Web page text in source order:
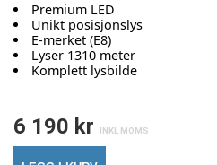
Premium LED
Unikt posisjonslys
E-merket (E8)
Lyser 1310 meter
Komplett lysbilde
6 190 kr